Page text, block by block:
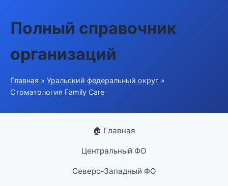
Полный справочник
организаций
Главная » Уральский федеральный округ »
Стоматология Family Care
🏠 Главная
Центральный ФО
Северо-Западный ФО